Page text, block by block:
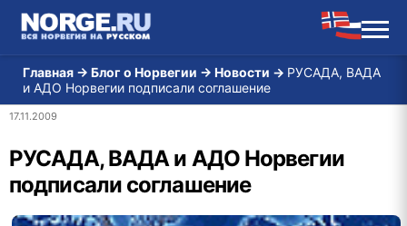
Главная → Блог о Норвегии → Новости → РУСАДА, ВАДА
и АДО Норвегии подписали соглашение
17.11.2009
РУСАДА, ВАДА и АДО Норвегии
подписали соглашение